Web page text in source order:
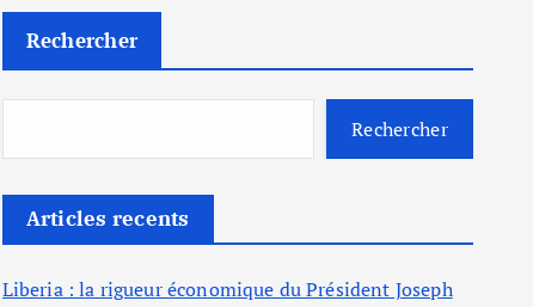
Rechercher
Rechercher
Articles recents
Liberia : la rigueur économique du Président Joseph